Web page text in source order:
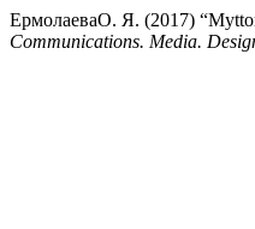
ЕрмолаеваО. Я. (2017)
Communications. Media.